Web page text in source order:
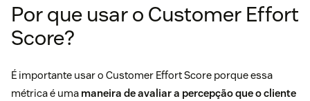
Por que usar o Customer Effort
Score?
É importante usar o Customer Effort Score porque essa
métrica é uma maneira de avaliar a percepção que o cliente